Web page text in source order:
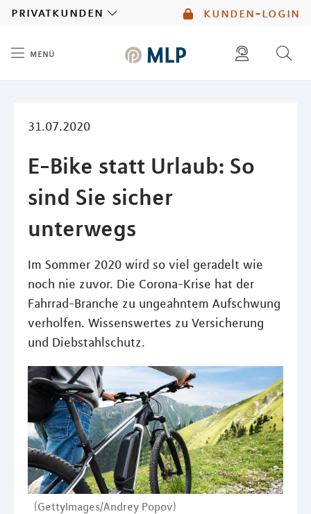
kunden-login
privatkunden
menü
31.07.2020
E-Bike statt Urlaub: So
sind Sie sicher
unterwegs
Im Sommer 2020 wird so viel geradelt wie
noch nie zuvor. Die Corona-Krise hat der
Fahrrad-Branche zu ungeahntem Aufschwung
verholfen. Wissenswertes zu Versicherung
und Diebstahlschutz.
(GettyImages/Andrey Popov)